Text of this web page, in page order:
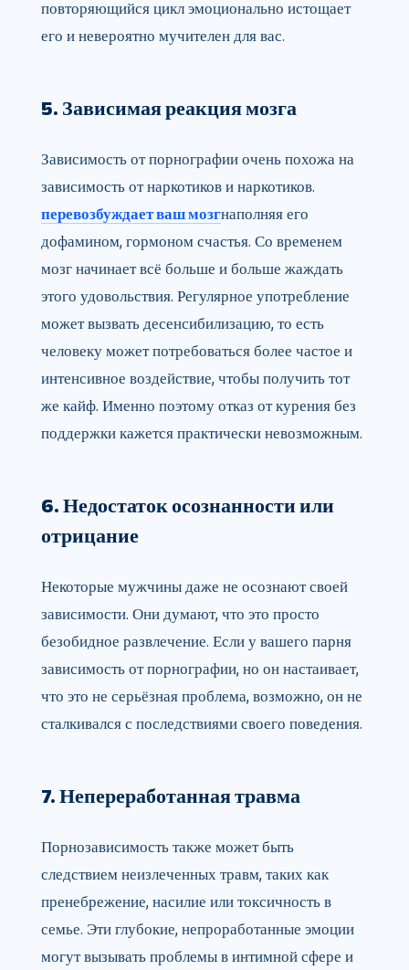
повторяющийся цикл эмоционально истощает
его и невероятно мучителен для вас.
5. Зависимая реакция мозга
Зависимость от порнографии очень похожа на
зависимость от наркотиков и наркотиков.
перевозбуждает ваш мозгнаполняя его
дофамином, гормоном счастья. Со временем
мозг начинает всё больше и больше жаждать
этого удовольствия. Регулярное употребление
может вызвать десенсибилизацию, то есть
человеку может потребоваться более частое и
интенсивное воздействие, чтобы получить тот
же кайф. Именно поэтому отказ от курения без
поддержки кажется практически невозможным.
6. Недостаток осознанности или
отрицание
Некоторые мужчины даже не осознают своей
зависимости. Они думают, что это просто
безобидное развлечение. Если у вашего парня
зависимость от порнографии, но он настаивает,
что это не серьёзная проблема, возможно, он не
сталкивался с последствиями своего поведения.
7. Непереработанная травма
Порнозависимость также может быть
следствием неизлеченных травм, таких как
пренебрежение, насилие или токсичность в
семье. Эти глубокие, непроработанные эмоции
могут вызывать проблемы в интимной сфере и